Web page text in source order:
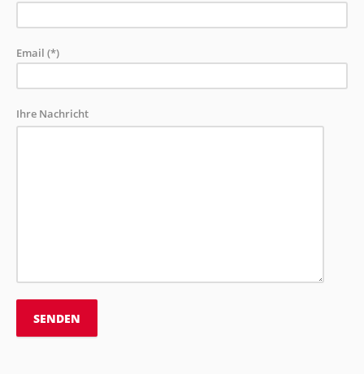
Email (*)
Ihre Nachricht